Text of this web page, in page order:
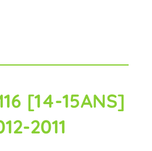
[14-15ANS]
2011